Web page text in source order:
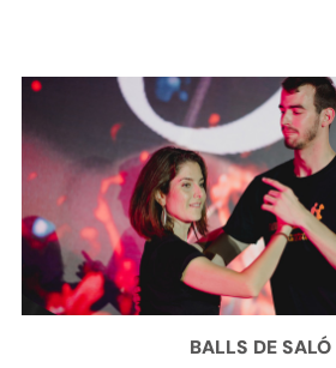
BALLS DE SALÓ